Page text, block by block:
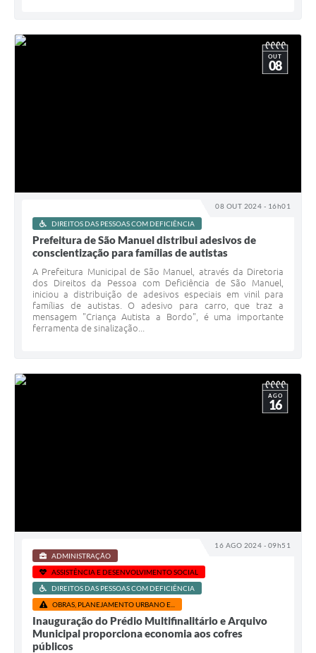
08 OUT 2024 - 16h01
OUT
08
DIREITOS DAS PESSOAS COM DEFICIÊNCIA
Prefeitura de São Manuel distribui adesivos de
conscientização para famílias de autistas
A Prefeitura Municipal de São Manuel, através da Diretoria
dos Direitos da Pessoa com Deficiência de São Manuel,
iniciou a distribuição de adesivos especiais em vinil para
famílias de autistas. O adesivo para carro, que traz a
mensagem "Criança Autista a Bordo", é uma importante
ferramenta de sinalização...
16 AGO 2024 - 09h51
AGO
16
ADMINISTRAÇÃO
ASSISTÊNCIA E DESENVOLVIMENTO SOCIAL
DIREITOS DAS PESSOAS COM DEFICIÊNCIA
OBRAS, PLANEJAMENTO URBANO E...
Inauguração do Prédio Multifinalitário e Arquivo
Municipal proporciona economia aos cofres
públicos